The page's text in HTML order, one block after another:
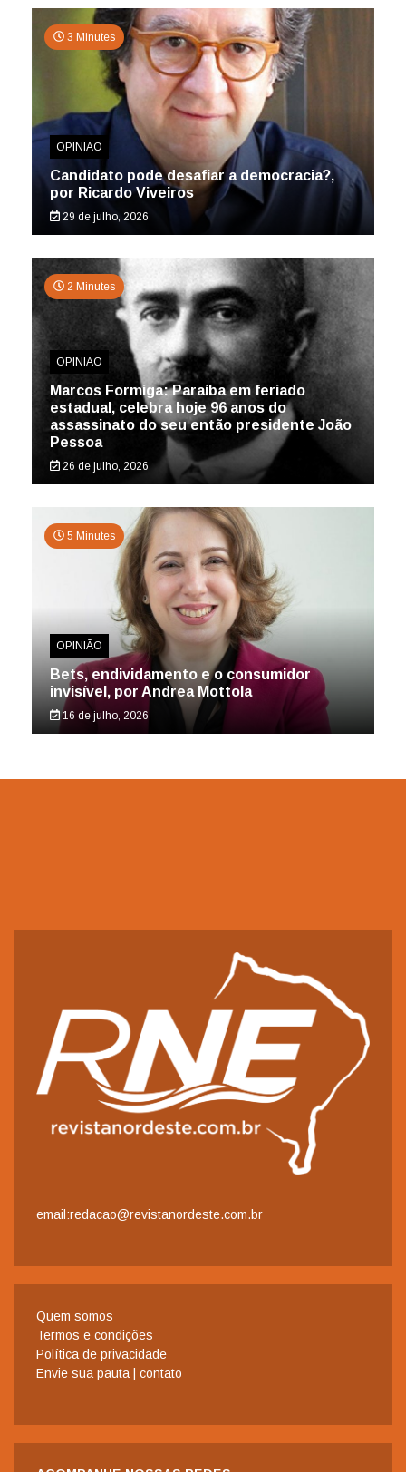
3 Minutes
OPINIÃO
Candidato pode desafiar a democracia?,
por Ricardo Viveiros
29 de julho, 2026
2 Minutes
OPINIÃO
Marcos Formiga: Paraíba em feriado
estadual, celebra hoje 96 anos do
assassinato do seu então presidente João
Pessoa
26 de julho, 2026
5 Minutes
OPINIÃO
Bets, endividamento e o consumidor
invisível, por Andrea Mottola
16 de julho, 2026
email:redacao@revistanordeste.com.br
Quem somos
Termos e condições
Política de privacidade
Envie sua pauta | contato